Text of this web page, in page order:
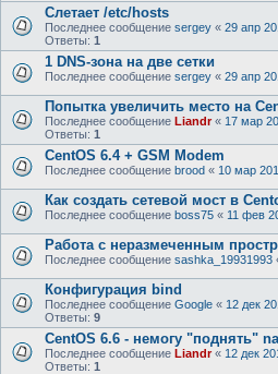
Слетает /etc/hosts
Последнее сообщение sergey « 29 апр
Ответы: 1
1 DNS-зона на две сетки
Последнее сообщение sergey « 29 апр
Попытка увеличить место на
Последнее сообщение Liandr« 17 мар
Ответы: 1
CentOS 6.4 + GSM Modem
Последнее сообщение brood « 10 мар
Как создать сетевой мост в
Последнее сообщение boss75 « 11 фев
Работа с неразмеченным
Последнее сообщение sashka_19931993
Конфигурация bind
Последнее сообщение Google « 12 дек
Ответы: 9
CentOS 6.6 - немогу "поднять"
Последнее сообщение Liandr« 12 дек
Ответы: 1